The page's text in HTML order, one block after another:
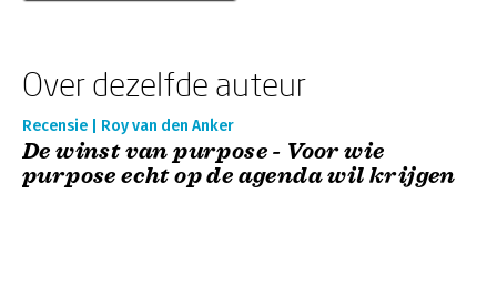
Over dezelfde auteur
Recensie | Roy van den Anker
De winst van purpose - Voor wie
purpose echt op de agenda wil krijgen